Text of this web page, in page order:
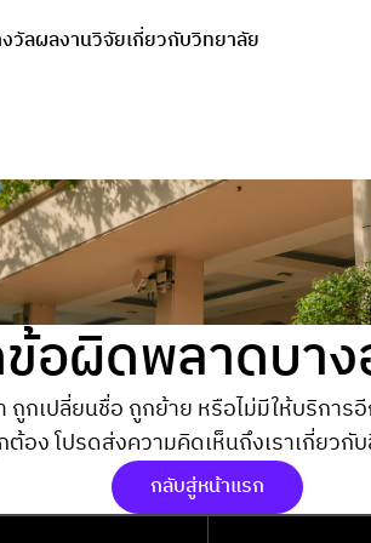
วัลผลงานวิจัยเกี่ยวกับวิทยาลัย
ข้อผิดพลาดบา
กเปลี่ยนชื่อ ถูกย้าย หรือไม่มีให้บริการ
ต้อง โปรดส่งความคิดเห็นถึงเราเกี่ยวกั
กลับสู่หน้าแรก